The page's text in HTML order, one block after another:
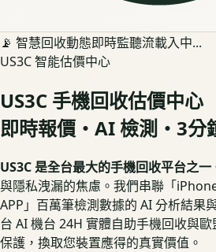
📡 智慧回收動態即時監聽流載入中...
US3C 智能估價中心
US3C 手機回收估價中心
即時報價・AI 檢測・3分
US3C 是全台最大的手機回收平台之一
與隱私洩漏的焦慮。我們串聯「
APP」百萬筆檢測數據的 AI 分析結果
台 AI 機台 24H 實體自助手機回收與
保護，換取您裝置應得的真實價值。